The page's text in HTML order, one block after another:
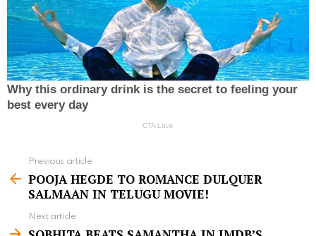
e
m
Previous article
POOJA HEGDE TO ROMANCE DULQUER
SALMAAN IN TELUGU MOVIE!
Next article